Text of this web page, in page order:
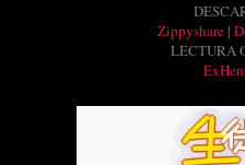
Zippyshare |
LECTURA